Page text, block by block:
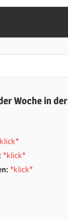
Woche in der
*klick*
*klick*